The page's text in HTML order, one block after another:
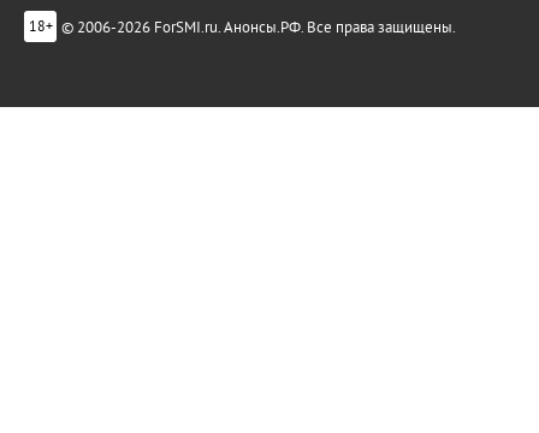
18+ © 2006-2026 ForSMI.ru. Анонсы.РФ. Все права защищены.